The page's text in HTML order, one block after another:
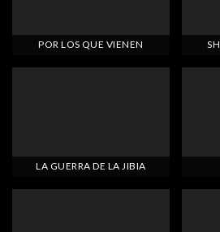
POR LOS QUE VIENEN
LA GUERRA DE LA JIBIA